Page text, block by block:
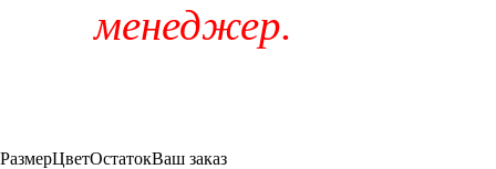
менеджер.
РазмерЦветОстатокВаш заказ